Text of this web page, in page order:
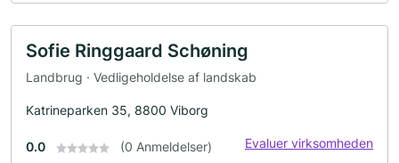
Sofie Ringgaard Schøning
Landbrug · Vedligeholdelse af landskab
Katrineparken 35, 8800 Viborg
0.0 (0 Anmeldelser) Evaluer virksomheden